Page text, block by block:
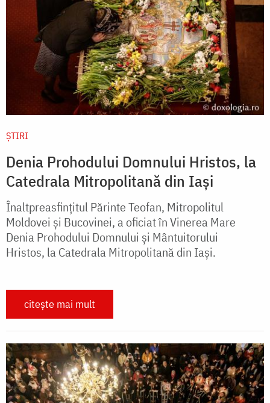
ȘTIRI
Denia Prohodului Domnului Hristos, la
Catedrala Mitropolitană din Iași
Înaltpreasfințitul Părinte Teofan, Mitropolitul
Moldovei și Bucovinei, a oficiat în Vinerea Mare
Denia Prohodului Domnului și Mântuitorului
Hristos, la Catedrala Mitropolitană din Iași.
citește mai mult